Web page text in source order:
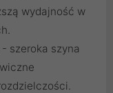
wydajność w
szeroka szyna